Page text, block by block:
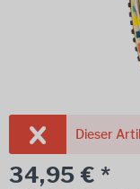
Dieser
34,95 € *